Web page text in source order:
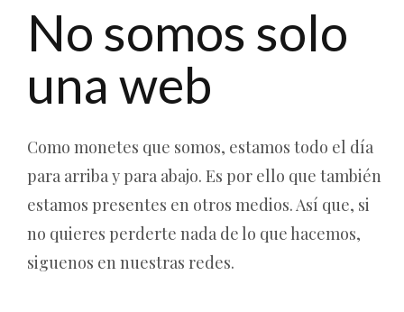
No somos solo
una web
Como monetes que somos, estamos todo el día
para arriba y para abajo. Es por ello que también
estamos presentes en otros medios. Así que, si
no quieres perderte nada de lo que hacemos,
siguenos en nuestras redes.